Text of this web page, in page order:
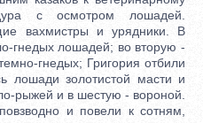
с осмотром лошадей.
вахмистры и урядники. В
гнедых лошадей; во вторую -
гнедых; Григория отбили
лошади золотистой масти и
рыжей и в шестую - вороной.
и повели к сотням,